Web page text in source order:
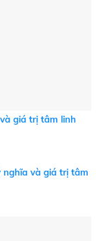
giá trị tâm linh
nghĩa và giá trị tâm